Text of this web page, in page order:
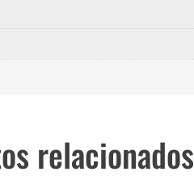
relacionados